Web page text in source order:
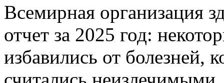
Всемирная организация
отчет за 2025 год:
избавились от болезней,